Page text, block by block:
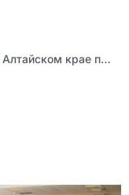
В Алтайском крае прошли методические турниры классных руководителей